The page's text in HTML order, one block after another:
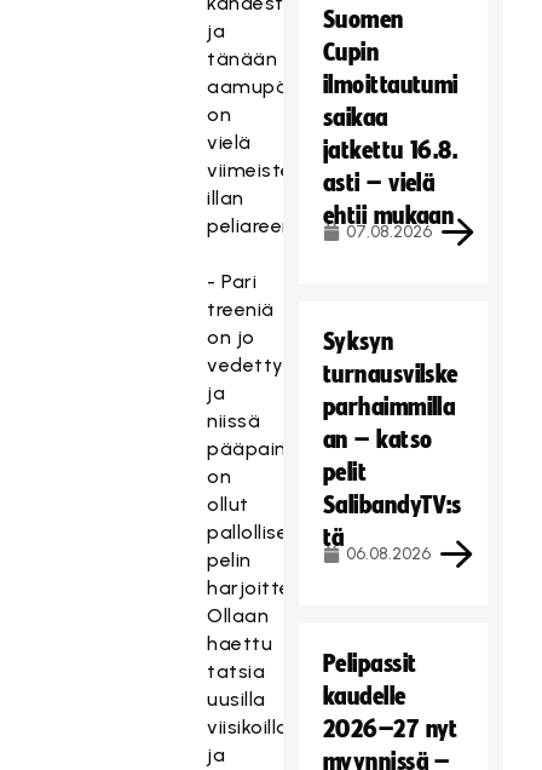
ja
tänään
aamupäivällä
on
vielä
viimeistelytreenit
illan
peliareenalla.
- Pari
treeniä
on jo
vedetty
ja
niissä
pääpaino
on
ollut
pallollisen
pelin
harjoittelussa.
Ollaan
haettu
tatsia
uusilla
viisikoilla
ja
Suomen
Cupin
ilmoittautumi
saikaa
jatkettu 16.8.
asti – vielä
ehtii mukaan
07.08.2026
Syksyn
turnausvilske
parhaimmilla
an – katso
pelit
SalibandyTV:s
tä
06.08.2026
Pelipassit
kaudelle
2026–27 nyt
myynnissä –